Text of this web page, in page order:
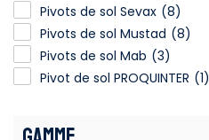
Pivots de sol Sevax (8)
Pivots de sol Mustad (8)
Pivots de sol Mab (3)
Pivot de sol PROQUINTER (1)